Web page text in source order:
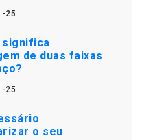
25
significa
de duas faixas
25
o seu